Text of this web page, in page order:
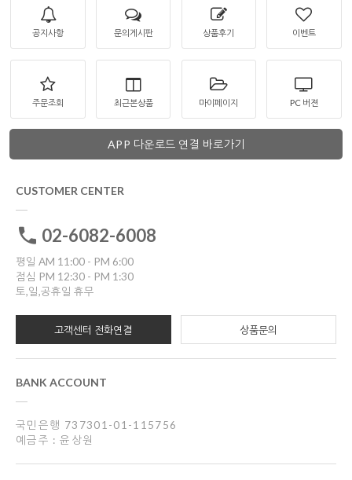
공지사항 문의게시판 상품후기 이벤트
주문조회 최근본상품 마이페이지 PC 버젼
APP 다운로드 연결 바로가기
CUSTOMER CENTER
02-6082-6008
평일 AM 11:00 - PM 6:00
점심 PM 12:30 - PM 1:30
토,일,공휴일 휴무
고객센터 전화연결 상품문의
BANK ACCOUNT
국민은행 737301-01-115756
예금주 : 윤상원